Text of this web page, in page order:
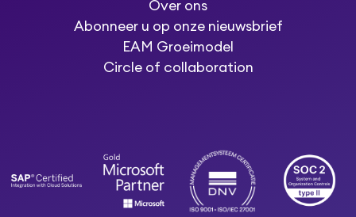
Over ons
Abonneer u op onze nieuwsbrief
EAM Groeimodel
Circle of collaboration